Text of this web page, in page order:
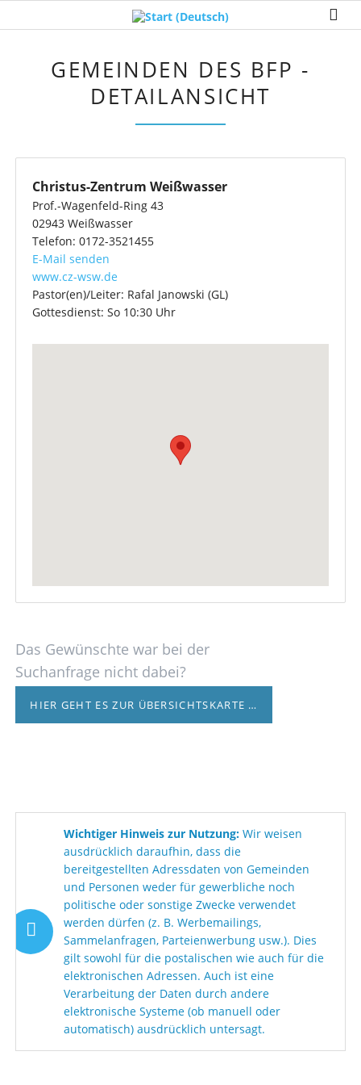
GEMEINDEN DES BFP -
DETAILANSICHT
Christus-Zentrum Weißwasser
Prof.-Wagenfeld-Ring 43
02943 Weißwasser
Telefon: 0172-3521455
E-Mail senden
www.cz-wsw.de
Pastor(en)/Leiter: Rafal Janowski (GL)
Gottesdienst: So 10:30 Uhr
Das Gewünschte war bei der
Suchanfrage nicht dabei?
HIER GEHT ES ZUR ÜBERSICHTSKARTE …
Wichtiger Hinweis zur Nutzung:Wir weisen
ausdrücklich daraufhin, dass die
bereitgestellten Adressdaten von Gemeinden
und Personen weder für gewerbliche noch
politische oder sonstige Zwecke verwendet
werden dürfen (z. B. Werbemailings,
Sammelanfragen, Parteienwerbung usw.). Dies
gilt sowohl für die postalischen wie auch für die
elektronischen Adressen. Auch ist eine
Verarbeitung der Daten durch andere
elektronische Systeme (ob manuell oder
automatisch) ausdrücklich untersagt.